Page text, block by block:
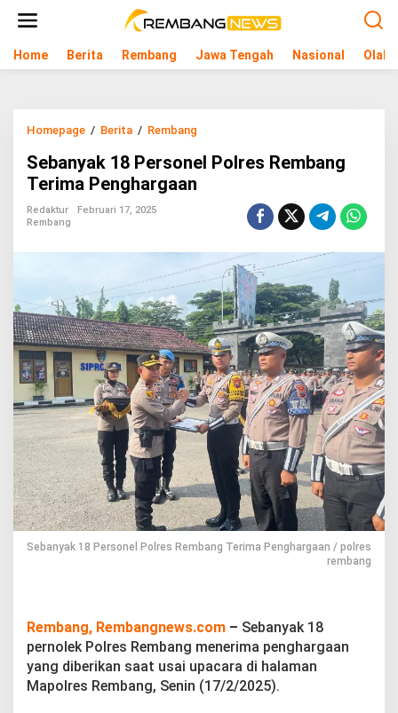
t
Home Berita Rembang Jawa Tengah Nasional
Homepage / Berita / Rembang
b
P
e
r
s
o
n
e
l
P
o
l
r
e
s
R
e
m
T
e
i
m
Sebanyak 18 Personel Polres Rembang
Terima Penghargaan
Redaktur
Februari 17, 2025
Rembang
Sebanyak 18 Personel Polres Rembang Terima Penghargaan / polres
rembang
Rembang, Rembangnews.com – Sebanyak 18
pernolek Polres Rembang menerima penghargaan
yang diberikan saat usai upacara di halaman
Mapolres Rembang, Senin (17/2/2025).